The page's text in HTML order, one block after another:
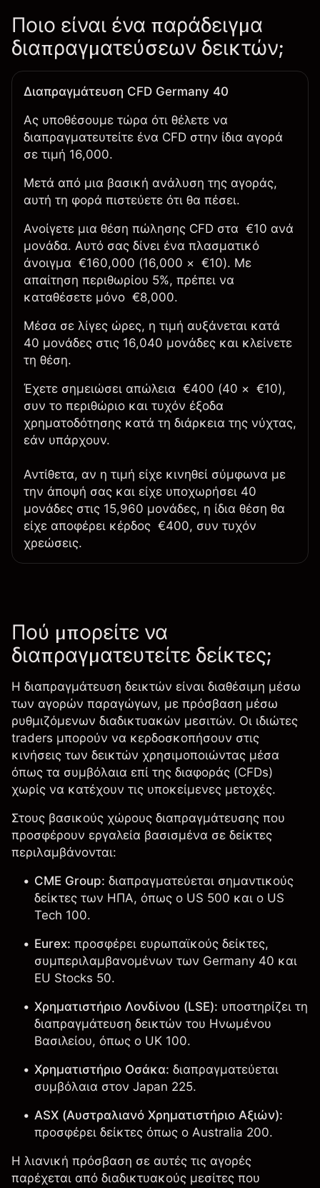
Ποιο είναι ένα παράδειγμα
διαπραγματεύσεων δεικτών;
Διαπραγμάτευση CFD Germany 40
Ας υποθέσουμε τώρα ότι θέλετε να
διαπραγματευτείτε ένα CFD στην ίδια αγορά
σε τιμή 16,000.
Μετά από μια βασική ανάλυση της αγοράς,
αυτή τη φορά πιστεύετε ότι θα πέσει.
Ανοίγετε μια θέση πώλησης CFD στα €10 ανά
μονάδα. Αυτό σας δίνει ένα πλασματικό
άνοιγμα €160,000 (16,000 × €10). Με
απαίτηση περιθωρίου 5%, πρέπει να
καταθέσετε μόνο €8,000.
Μέσα σε λίγες ώρες, η τιμή αυξάνεται κατά
40 μονάδες στις 16,040 μονάδες και κλείνετε
τη θέση.
Έχετε σημειώσει απώλεια €400 (40 × €10),
συν το περιθώριο και τυχόν έξοδα
χρηματοδότησης κατά τη διάρκεια της νύχτας,
εάν υπάρχουν.
Αντίθετα, αν η τιμή είχε κινηθεί σύμφωνα με
την άποψή σας και είχε υποχωρήσει 40
μονάδες στις 15,960 μονάδες, η ίδια θέση θα
είχε αποφέρει κέρδος €400, συν τυχόν
χρεώσεις.
Πού μπορείτε να
διαπραγματευτείτε δείκτες;
Η διαπραγμάτευση δεικτών είναι διαθέσιμη μέσω
των αγορών παραγώγων, με πρόσβαση μέσω
ρυθμιζόμενων διαδικτυακών μεσιτών. Οι ιδιώτες
traders μπορούν να κερδοσκοπήσουν στις
κινήσεις των δεικτών χρησιμοποιώντας μέσα
όπως τα συμβόλαια επί της διαφοράς (CFDs)
χωρίς να κατέχουν τις υποκείμενες μετοχές.
Στους βασικούς χώρους διαπραγμάτευσης που
προσφέρουν εργαλεία βασισμένα σε δείκτες
περιλαμβάνονται:
CME Group: διαπραγματεύεται σημαντικούς
δείκτες των ΗΠΑ, όπως ο US 500 και ο US
Tech 100.
Eurex: προσφέρει ευρωπαϊκούς δείκτες,
συμπεριλαμβανομένων των Germany 40 και
EU Stocks 50.
Χρηματιστήριο Λονδίνου (LSE): υποστηρίζει τη
διαπραγμάτευση δεικτών του Ηνωμένου
Βασιλείου, όπως ο UK 100.
Χρηματιστήριο Οσάκα: διαπραγματεύεται
συμβόλαια στον Japan 225.
ASX (Αυστραλιανό Χρηματιστήριο Αξιών):
προσφέρει δείκτες όπως ο Australia 200.
Η λιανική πρόσβαση σε αυτές τις αγορές
παρέχεται από διαδικτυακούς μεσίτες που